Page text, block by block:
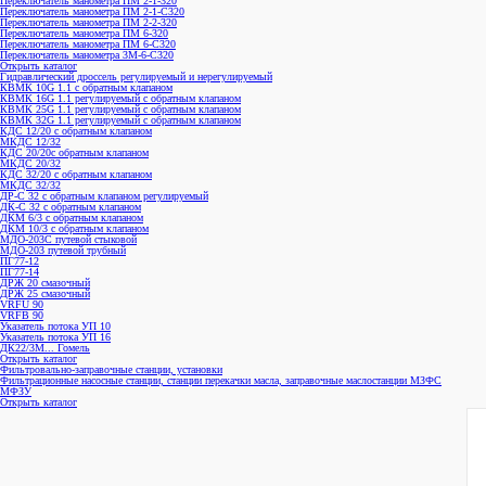
Переключатель манометра ПМ 2-1-С320
Переключатель манометра ПМ 2-2-320
Переключатель манометра ПМ 6-320
Переключатель манометра ПМ 6-С320
Переключатель манометра 3M-6-C320
Открыть каталог
Гидравлический дроссель регулируемый и нерегулируемый
КВМК 10G 1.1 с обратным клапаном
КВМК 16G 1.1 регулируемый с обратным клапаном
КВМК 25G 1.1 регулируемый с обратным клапаном
КВМК 32G 1.1 регулируемый с обратным клапаном
КДC 12/20 с обратным клапаном
МКДС 12/32
КДC 20/20с обратным клапаном
МКДС 20/32
КДC 32/20 с обратным клапаном
МКДС 32/32
ДР-С 32 с обратным клапаном регулируемый
ДК-С 32 с обратным клапаном
ДКМ 6/3 с обратным клапаном
ДКМ 10/3 с обратным клапаном
МДО-203С путевой стыковой
МДО-203 путевой трубный
ПГ77-12
ПГ77-14
ДРЖ 20 смазочный
ДРЖ 25 смазочный
VRFU 90
VRFВ 90
Указатель потока УП 10
Указатель потока УП 16
ДК22/3М... Гомель
Открыть каталог
Фильтровально-заправочные станции, установки
Фильтрационные насосные станции, станции перекачки масла, заправочные маслостанции МЗФС
МФЗУ
Открыть каталог